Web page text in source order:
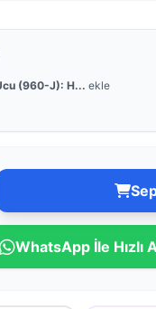
(960-J): H... ekle
WhatsApp İle Hızlı